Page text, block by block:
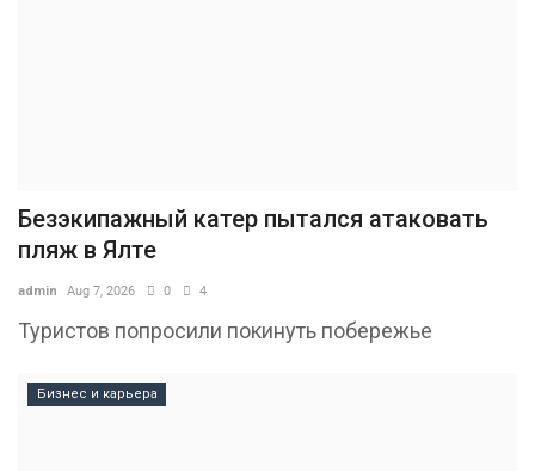
Безэкипажный катер пытался атаковать
пляж в Ялте
admin Aug 7, 2026 0 4
Туристов попросили покинуть побережье
Бизнес и карьера